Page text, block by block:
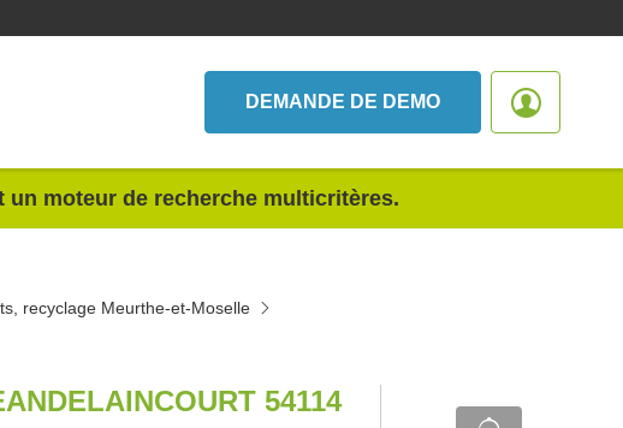
DEMANDE DE DEMO
un moteur de recherche multicritères.
recyclage Meurthe-et-Moselle
54114